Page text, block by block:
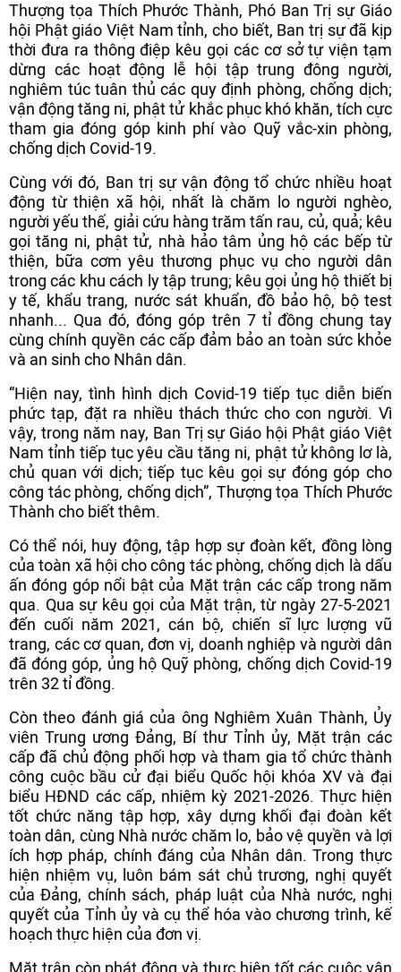
Thượng tọa Thích Phước Thành, Phó Ban Trị sự Giáo
hội Phật giáo Việt Nam tỉnh, cho biết, Ban trị sự đã kịp
thời đưa ra thông điệp kêu gọi các cơ sở tự viện tạm
dừng các hoạt động lễ hội tập trung đông người,
nghiêm túc tuân thủ các quy định phòng, chống dịch;
vận động tăng ni, phật tử khắc phục khó khăn, tích cực
tham gia đóng góp kinh phí vào Quỹ vắc-xin phòng,
chống dịch Covid-19.
Cùng với đó, Ban trị sự vận động tổ chức nhiều hoạt
động từ thiện xã hội, nhất là chăm lo người nghèo,
người yếu thế, giải cứu hàng trăm tấn rau, củ, quả; kêu
gọi tăng ni, phật tử, nhà hảo tâm ủng hộ các bếp từ
thiện, bữa cơm yêu thương phục vụ cho người dân
trong các khu cách ly tập trung; kêu gọi ủng hộ thiết bị
y tế, khẩu trang, nước sát khuẩn, đồ bảo hộ, bộ test
nhanh... Qua đó, đóng góp trên 7 tỉ đồng chung tay
cùng chính quyền các cấp đảm bảo an toàn sức khỏe
và an sinh cho Nhân dân.
“Hiện nay, tình hình dịch Covid-19 tiếp tục diễn biến
phức tạp, đặt ra nhiều thách thức cho con người. Vì
vậy, trong năm nay, Ban Trị sự Giáo hội Phật giáo Việt
Nam tỉnh tiếp tục yêu cầu tăng ni, phật tử không lơ là,
chủ quan với dịch; tiếp tục kêu gọi sự đóng góp cho
công tác phòng, chống dịch”, Thượng tọa Thích Phước
Thành cho biết thêm.
Có thể nói, huy động, tập hợp sự đoàn kết, đồng lòng
của toàn xã hội cho công tác phòng, chống dịch là dấu
ấn đóng góp nổi bật của Mặt trận các cấp trong năm
qua. Qua sự kêu gọi của Mặt trận, từ ngày 27-5-2021
đến cuối năm 2021, cán bộ, chiến sĩ lực lượng vũ
trang, các cơ quan, đơn vị, doanh nghiệp và người dân
đã đóng góp, ủng hộ Quỹ phòng, chống dịch Covid-19
trên 32 tỉ đồng.
Còn theo đánh giá của ông Nghiêm Xuân Thành, Ủy
viên Trung ương Đảng, Bí thư Tỉnh ủy, Mặt trận các
cấp đã chủ động phối hợp và tham gia tổ chức thành
công cuộc bầu cử đại biểu Quốc hội khóa XV và đại
biểu HĐND các cấp, nhiệm kỳ 2021-2026. Thực hiện
tốt chức năng tập hợp, xây dựng khối đại đoàn kết
toàn dân, cùng Nhà nước chăm lo, bảo vệ quyền và lợi
ích hợp pháp, chính đáng của Nhân dân. Trong thực
hiện nhiệm vụ, luôn bám sát chủ trương, nghị quyết
của Đảng, chính sách, pháp luật của Nhà nước, nghị
quyết của Tỉnh ủy và cụ thể hóa vào chương trình, kế
hoạch thực hiện của đơn vị.
Mặt trận còn phát động và thực hiện tốt các cuộc vận